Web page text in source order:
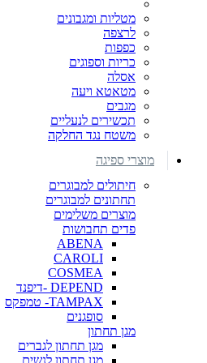
מטליות ומגבונים
לרצפה
כפפות
כריות וספוגים
אסלה
מטאטא ויעה
מגבים
תכשירים לנעליים
משטח נגד החלקה
מוצרי ספיגה
חיתולים למבוגרים
תחתונים למבוגרים
מוצרים משלימים
פדים תחבושות
ABENA
CAROLI
COSMEA
DEPEND -דיפנד
TAMPAX- טמפקס
סופגנים
מגן תחתון
מגן תחתון לגברים
מגן תחתון לנשים